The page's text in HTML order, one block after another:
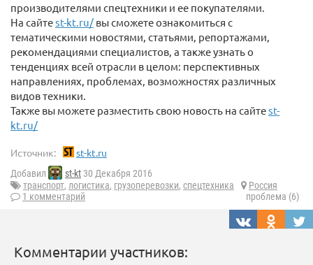
производителями спецтехники и ее покупателями.
На сайтеst-kt.ru/ вы сможете ознакомиться с
тематическими новостями, статьями, репортажами,
рекомендациями специалистов, а также узнать о
тенденциях всей отрасли в целом: перспективных
направлениях, проблемах, возможностях различных
видов техники.
Также вы можете разместить свою новость на сайтеst-
kt.ru/
Источник: st-kt.ru
Добавил st-kt 30 Декабря 2016
транспорт, логистика, грузоперевозки, спецтехника
Россия
1 комментарий
проблема (6)
Комментарии участников: